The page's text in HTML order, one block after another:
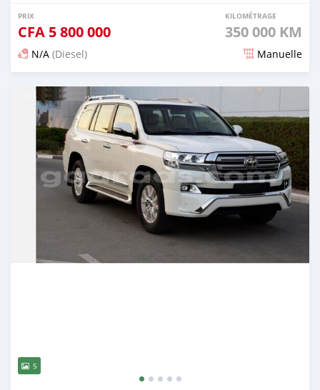
PRIX
CFA 5 800 000
KILOMÉTRAGE
350 000 KM
N/A (Diesel) Manuelle
Publié il y a 3 mois
5